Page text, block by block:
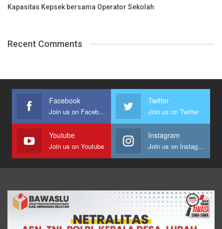
Kapasitas Kepsek bersama Operator Sekolah
Recent Comments
Facebook
Join us on Facebook
Twitter
Join us on Twitter
Youtube
Join us on Youtube
Instagram
Join us on Instagram